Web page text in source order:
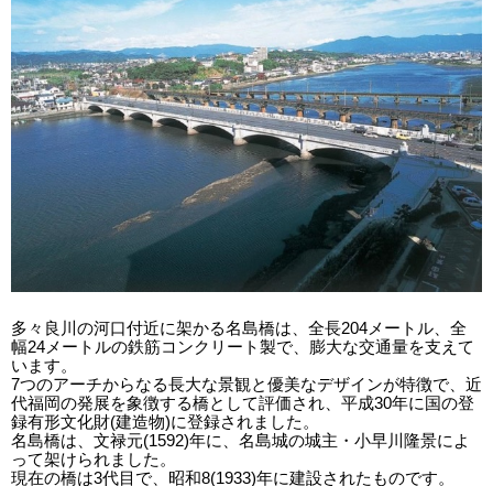
多々良川の河口付近に架かる名島橋は、全長204メートル、全
幅24メートルの鉄筋コンクリート製で、膨大な交通量を支えて
います。
7つのアーチからなる長大な景観と優美なデザインが特徴で、近
代福岡の発展を象徴する橋として評価され、平成30年に国の登
録有形文化財(建造物)に登録されました。
名島橋は、文禄元(1592)年に、名島城の城主・小早川隆景によ
って架けられました。
現在の橋は3代目で、昭和8(1933)年に建設されたものです。